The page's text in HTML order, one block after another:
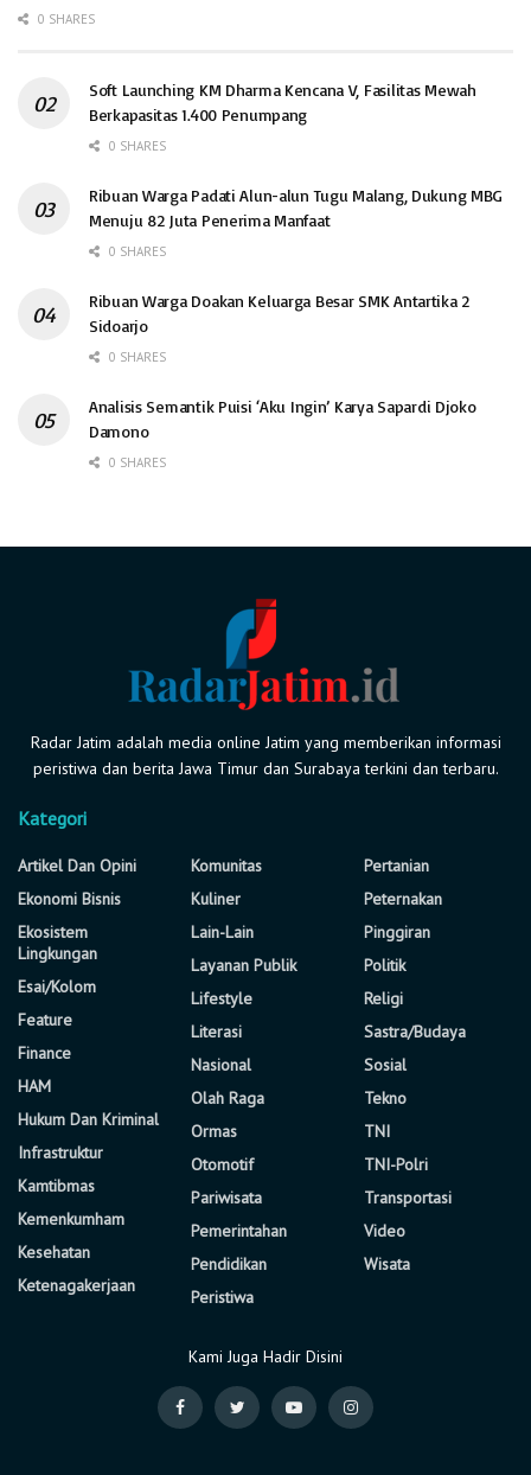
0 SHARES
Soft Launching KM Dharma Kencana V, Fasilitas Mewah
Berkapasitas 1.400 Penumpang
0 SHARES
Ribuan Warga Padati Alun-alun Tugu Malang, Dukung MBG
Menuju 82 Juta Penerima Manfaat
0 SHARES
Ribuan Warga Doakan Keluarga Besar SMK Antartika 2
Sidoarjo
0 SHARES
Analisis Semantik Puisi ‘Aku Ingin’ Karya Sapardi Djoko
Damono
0 SHARES
Radar Jatim adalah media online Jatim yang memberikan informasi
peristiwa dan berita Jawa Timur dan Surabaya terkini dan terbaru.
Kategori
Artikel Dan Opini
Ekonomi Bisnis
Ekosistem
Lingkungan
Esai/Kolom
Feature
Finance
HAM
Hukum Dan Kriminal
Infrastruktur
Kamtibmas
Kemenkumham
Kesehatan
Ketenagakerjaan
Komunitas
Kuliner
Lain-Lain
Layanan Publik
Lifestyle
Literasi
Nasional
Olah Raga
Ormas
Otomotif
Pariwisata
Pemerintahan
Pendidikan
Peristiwa
Pertanian
Peternakan
Pinggiran
Politik
Religi
Sastra/Budaya
Sosial
Tekno
TNI
TNI-Polri
Transportasi
Video
Wisata
Kami Juga Hadir Disini